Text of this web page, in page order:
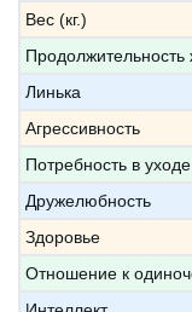
Вес (кг.)
Продолжительность
Линька
Агрессивность
Потребность в уходе
Дружелюбность
Здоровье
Отношение к